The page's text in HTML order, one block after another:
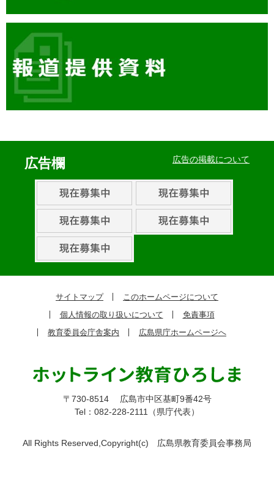
広告欄 広告の掲載について
サイトマップ
このホームページについて
個人情報の取り扱いについて
免責事項
教育委員会庁舎案内
広島県庁ホームページへ
〒730-8514
広島市中区基町9番42号
Tel：082-228-2111（県庁代表）
All Rights Reserved,Copyright(c) 広島県教育委員会事務局